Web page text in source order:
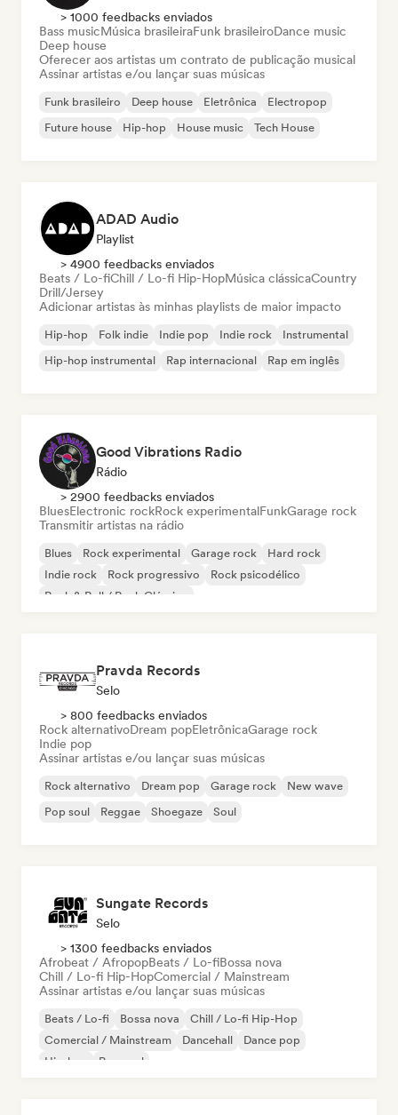
> 1000 feedbacks enviados
Bass musicMúsica brasileiraFunk brasileiroDance music
Deep house
Oferecer aos artistas um contrato de publicação musical
Assinar artistas e/ou lançar suas músicas
Funk brasileiro Deep house Eletrônica
Electropop
Future house
Hip-hop House music Tech House
ADAD Audio
Playlist
> 4900 feedbacks enviados
Beats / Lo-fiChill / Lo-fi Hip-HopMúsica clássicaCountry
Drill/Jersey
Adicionar artistas às minhas playlists de maior impacto
Hip-hop Folk indie Indie pop Indie rock
Instrumental
Hip-hop instrumental
Rap internacional Rap em inglês
Good Vibrations Radio
Rádio
> 2900 feedbacks enviados
BluesElectronic rockRock experimentalFunkGarage rock
Transmitir artistas na rádio
Blues Rock experimental Garage rock
Hard rock
Indie rock
Rock progressivo
Rock psicodélico
Rock & Roll / Rock Clássico
Pravda Records
Selo
> 800 feedbacks enviados
Rock alternativoDream popEletrônicaGarage rock
Indie pop
Assinar artistas e/ou lançar suas músicas
Rock alternativo Dream pop Garage rock
New wave
Pop soul
Reggae Shoegaze Soul
Sungate Records
Selo
> 1300 feedbacks enviados
Afrobeat / AfropopBeats / Lo-fiBossa nova
Chill / Lo-fi Hip-HopComercial / Mainstream
Assinar artistas e/ou lançar suas músicas
Beats / Lo-fi Bossa nova
Chill / Lo-fi Hip-Hop
Comercial / Mainstream
Dancehall
Dance pop
Hip-hop
Pop soul